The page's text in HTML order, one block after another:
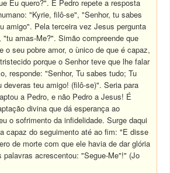
Eu quero?". E Pedro repete a resposta
"Kyrie, filô-se", "Senhor, tu sabes
amigo". Pela terceira vez Jesus pergunta
amas-Me?". Simão compreende que
o seu pobre amor, o ùnico de que é capaz,
porque o Senhor teve que lhe falar
responde: "Senhor, Tu sabes tudo; Tu
deveras teu amigo! (filô-se)". Seria para
a Pedro, e não Pedro a Jesus! É
divina que dá esperança ao
o sofrimento da infidelidade. Surge daqui
capaz do seguimento até ao fim: "E disse
de morte com que ele havia de dar glória
palavras acrescentou: "Segue-Me"!" (Jo